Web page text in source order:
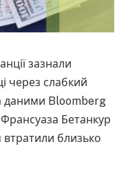
зазнали
через слабкий
даними Bloomberg
Бетанкур
близько